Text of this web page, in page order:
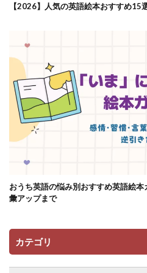
【2026】人気の英語絵本おすすめ15
おうち英語の悩み別おすすめ英語絵
彙アップまで
カテゴリ